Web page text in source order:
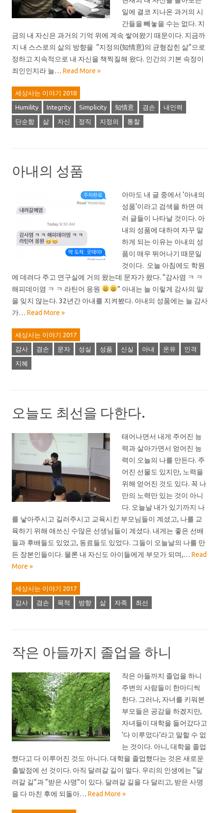
일에 결코 지나온 과거의 시
간들을 빼놓을 수는 없다. 지
금의 내 자신은 과거의 기억 위에 계속 쌓여왔기 때문이다. 지금까
지 내 스스로의 삶의 방향을 “지정의(知情意)의 균형잡힌 삶“으로
정하고 지속적으로 내 자신을 책찍질해 왔다. 인간의 기본 속정이
죄인인지라 늘… Read More »
세상사는 이야기 2018
Humility Integrity Simplicity 知情意 겸손 내인력
단순함 삶 자신 정직 지정의 통찰
아내의 성품
아마도 내 글 중에서 ‘아내의
성품‘이라고 검색을 하면 여
러 글들이 나타날 것이다. 아
내의 성품에 대하여 자꾸 말
하게 되는 이유는 아내의 성
품이 매우 뛰어나기 때문일
것이다. 오늘 아침에도 학원
에 데려다 주고 연구실에 거의 왔는데 문자가 왔다. “감사염 ㅋ ㅋ
해피데이염 ㅋ ㅋ 라틴어 응원
” 아내는 늘 이렇게 감사의 말
을 잊지 않는다. 32년간 아내를 지켜봤다. 아내의 성품에는 늘 감사
가… Read More »
세상사는 이야기 2017
감사 겸손 문자 성실 성품 신실 아내 온유 인격
지혜
오늘도 최선을 다한다.
태어나면서 내게 주어진 능
력과 살아가면서 얻어진 능
력이 오늘의 나를 만든다. 주
어진 선물도 있지만, 노력을
위해 얻어진 것도 있다. 꼭 나
만의 노력만 있는 것이 아니
다. 오늘날 내가 있기까지 나
를 낳아주시고 길러주시고 교육시킨 부모님들이 계셨고, 나를 교
육하기 위해 애쓰신 수많은 선생님들이 계셨다. 내게는 좋은 선배
들과 후배들도 있었고, 동료들도 있었다. 그들이 오늘날의 나를 만
든 장본인들이다. 물론 내 자신도 아이들에게 부모가 되며,… Read
More »
세상사는 이야기 2017
감사 겸손 목적 방향 삶 자족 최선
작은 아들까지 졸업을 하니
작은 아들까지 졸업을 하니
주변의 사람들이 한마디씩
한다. 그러나, 자녀를 키워본
부모들은 공감을 하겠지만,
자녀들이 대학을 들어갔다고
‘다 이루었다’라고 말할 수 없
는 것이다. 아니, 대학을 졸업
했다고 다 이루어진 것도 아니다. 대학을 졸업했다는 것은 새로운
출발점에 선 것이다. 아직 달려갈 길이 멀다. 우리의 인생에는 “달
려갈 길”과 “받은 사명”이 있다. 달려갈 길을 다 달리고, 받은 사명
을 다 마친 후에 되돌아… Read More »